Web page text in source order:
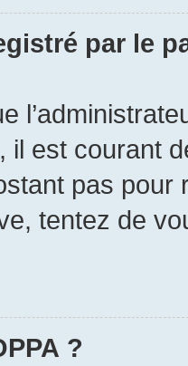
par le
il est courant
pas pour
tentez de
?